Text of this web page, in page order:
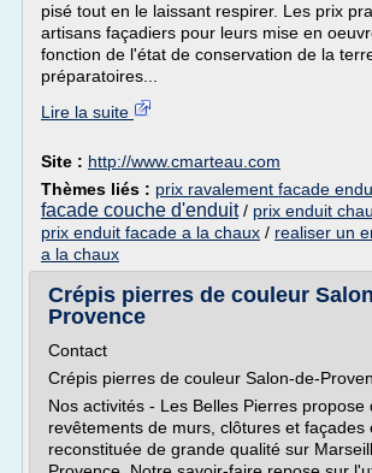
pisé tout en le laissant respirer. Les prix
artisans façadiers pour leurs mise en
fonction de l'état de conservation de la
préparatoires...
Lire la suite
Site : http://www.cmarteau.com
Thèmes liés : prix ravalement facade
facade couche d'enduit/ prix enduit
prix enduit facade a la chaux / realiser un
a la chaux
Crépis pierres de couleur
Provence
Contact
Crépis pierres de couleur Salon-de-
Nos activités - Les Belles Pierres propose
revêtements de murs, clôtures et façades
reconstituée de grande qualité sur